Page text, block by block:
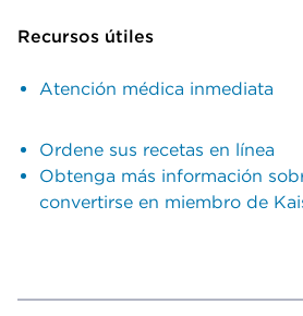
Recursos útiles
Atención médica inmediata
Ordene sus recetas en línea
Obtenga más información
convertirse en miembro de